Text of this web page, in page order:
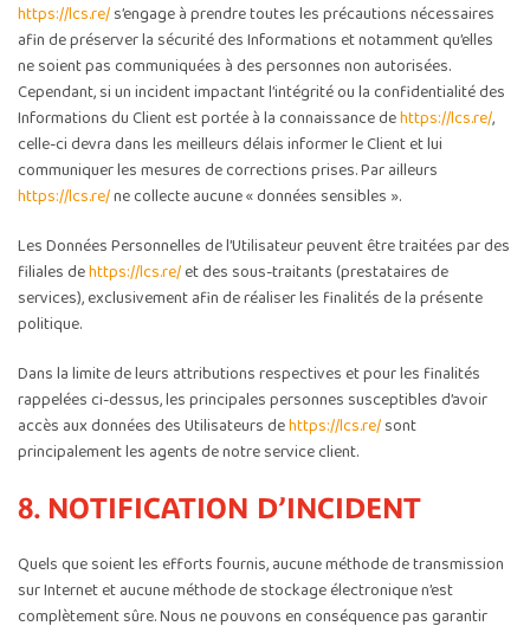
https://lcs.re/s’engage à prendre toutes les précautions nécessaires
afin de préserver la sécurité des Informations et notamment qu’elles
ne soient pas communiquées à des personnes non autorisées.
Cependant, si un incident impactant l’intégrité ou la confidentialité des
Informations du Client est portée à la connaissance dehttps://lcs.re/,
celle-ci devra dans les meilleurs délais informer le Client et lui
communiquer les mesures de corrections prises. Par ailleurs
https://lcs.re/ne collecte aucune « données sensibles ».
Les Données Personnelles de l’Utilisateur peuvent être traitées par des
filiales dehttps://lcs.re/et des sous-traitants (prestataires de
services), exclusivement afin de réaliser les finalités de la présente
politique.
Dans la limite de leurs attributions respectives et pour les finalités
rappelées ci-dessus, les principales personnes susceptibles d’avoir
accès aux données des Utilisateurs dehttps://lcs.re/sont
principalement les agents de notre service client.
8. NOTIFICATION D’INCIDENT
Quels que soient les efforts fournis, aucune méthode de transmission
sur Internet et aucune méthode de stockage électronique n’est
complètement sûre. Nous ne pouvons en conséquence pas garantir